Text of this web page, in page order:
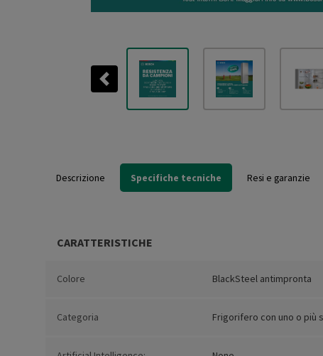
Previous
Descrizione Specifiche tecniche Resi e garanzie
CARATTERISTICHE
Colore BlackSteel antimpronta
Categoria Frigorifero con uno o più